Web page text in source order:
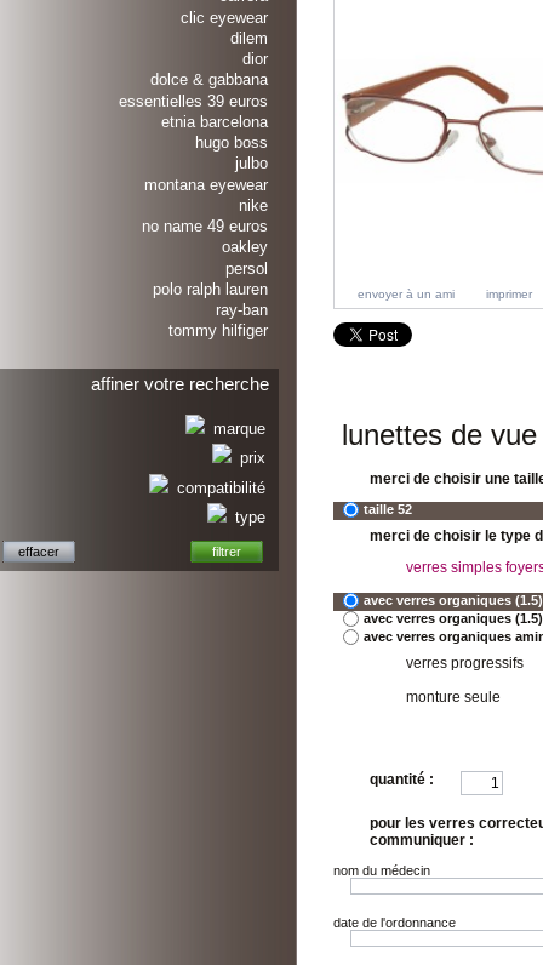
clic eyewear
dilem
dior
dolce & gabbana
essentielles 39 euros
etnia barcelona
hugo boss
julbo
montana eyewear
nike
no name 49 euros
oakley
persol
polo ralph lauren
ray-ban
tommy hilfiger
affiner votre recherche
marque
prix
compatibilité
type
envoyer à un ami imprimer
lunettes de
merci de choisir une
taille 52
merci de choisir le type
verres simples
avec verres organiques
avec verres organiques
avec verres organiques
verres progressifs
monture seule
quantité :
pour les verres
communiquer :
nom du médecin
date de l'ordonnance